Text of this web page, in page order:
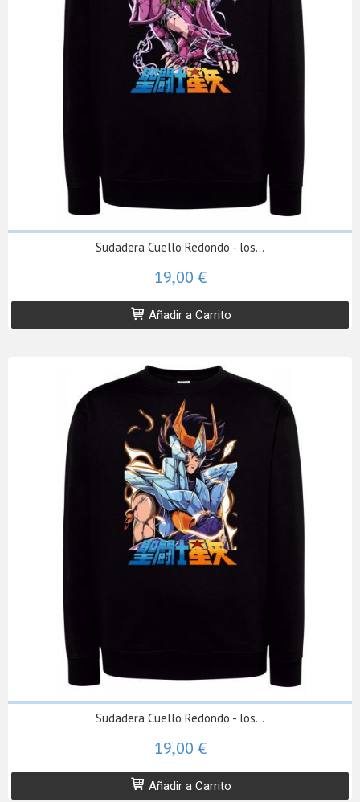
Sudadera Cuello Redondo - los...
19,00 €
Añadir a Carrito
Sudadera Cuello Redondo - los...
19,00 €
Añadir a Carrito